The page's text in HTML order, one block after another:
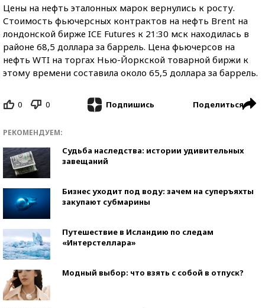
Цены на нефть эталонных марок вернулись к росту.
Стоимость фьючерсных контрактов на нефть Brent на
лондонской бирже ICE Futures к 21:30 мск находилась в
районе 68,5 доллара за баррель. Цена фьючерсов на
нефть WTI на торгах Нью-Йоркской товарной биржи к
этому времени составила около 65,5 доллара за баррель.
0 0 Подпишись Поделиться
РЕКОМЕНДУЕМ:
Судьба наследства: истории удивительных
завещаний
Бизнес уходит под воду: зачем на суперъяхты
закупают субмарины
Путешествие в Исландию по следам
«Интерстеллара»
Модный выбор: что взять с собой в отпуск?